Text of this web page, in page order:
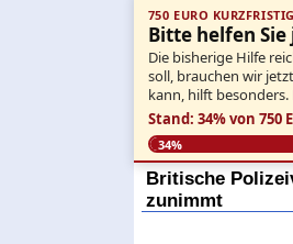
750 EURO
Bitte helfen
Die bisherige Hilfe
soll, brauchen wir
kann, hilft besonders.
Stand: 34% von 750
34%
Britische
zunimmt